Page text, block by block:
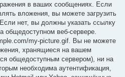
в ваших сообщениях. Если
вложения, вы можете загрузить
нет, вы должны указать ссылку
общедоступном веб-сервере.
my-picture.gif. Вы не можете
хранящиеся на вашем
общедоступным сервером), ни на
необходима аутентификация,